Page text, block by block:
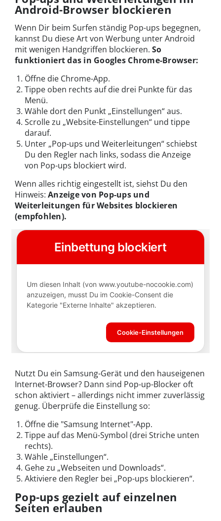
Android-Browser blockieren
Wenn Dir beim Surfen ständig Pop-ups begegnen,
kannst Du diese Art von Werbung unter Android
mit wenigen Handgriffen blockieren. So
funktioniert das in Googles Chrome-Browser:
Öffne die Chrome-App.
Tippe oben rechts auf die drei Punkte für das
Menü.
Wähle dort den Punkt „Einstellungen“ aus.
Scrolle zu „Website-Einstellungen“ und tippe
darauf.
Unter „Pop-ups und Weiterleitungen“ schiebst
Du den Regler nach links, sodass die Anzeige
von Pop-ups blockiert wird.
Wenn alles richtig eingestellt ist, siehst Du den
Hinweis: Anzeige von Pop-ups und
Weiterleitungen für Websites blockieren
(empfohlen).
Nutzt Du ein Samsung-Gerät und den hauseigenen
Internet-Browser? Dann sind Pop-up-Blocker oft
schon aktiviert – allerdings nicht immer zuverlässig
genug. Überprüfe die Einstellung so:
Öffne die "Samsung Internet"-App.
Tippe auf das Menü-Symbol (drei Striche unten
rechts).
Wähle „Einstellungen“.
Gehe zu „Webseiten und Downloads“.
Aktiviere den Regler bei „Pop-ups blockieren“.
Pop-ups gezielt auf einzelnen
Seiten erlauben